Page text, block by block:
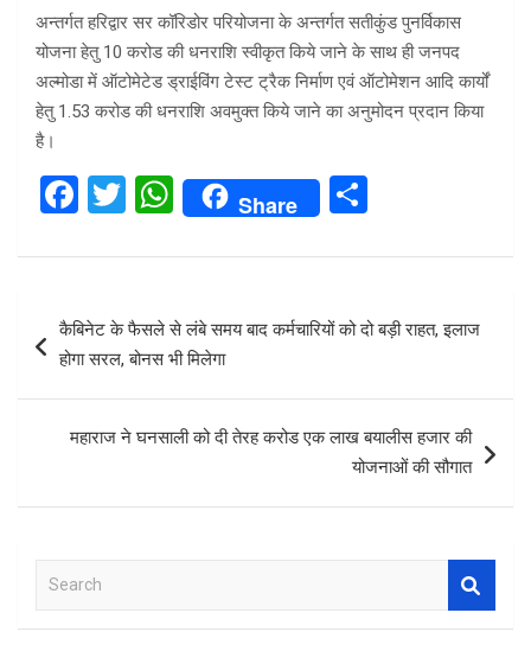
अन्तर्गत हरिद्वार सर कॉरिडोर परियोजना के अन्तर्गत सतीकुंड पुनर्विकास
योजना हेतु 10 करोड की धनराशि स्वीकृत किये जाने के साथ ही जनपद
अल्मोडा में ऑटोमेटेड ड्राईविंग टेस्ट ट्रैक निर्माण एवं ऑटोमेशन आदि कार्यों
हेतु 1.53 करोड की धनराशि अवमुक्त किये जाने का अनुमोदन प्रदान किया
है।
F
ce
b
o
k
T
tt
er
W
h
at
s
A
p
Share
ar
e
navigation
कैबिनेट के फैसले से लंबे समय बाद कर्मचारियों को दो बड़ी राहत, इलाज
होगा सरल, बोनस भी मिलेगा
महाराज ने घनसाली को दी तेरह करोड एक लाख बयालीस हजार की
योजनाओं की सौगात
a